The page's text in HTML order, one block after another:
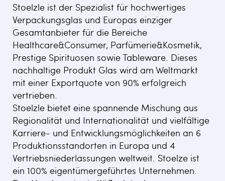
Stoelzle ist der Spezialist für hochwertiges
Verpackungsglas und Europas einziger
Gesamtanbieter für die Bereiche
Healthcare&Consumer, Parfümerie&Kosmetik,
Prestige Spirituosen sowie Tableware. Dieses
nachhaltige Produkt Glas wird am Weltmarkt
mit einer Exportquote von 90% erfolgreich
vertrieben.
Stoelzle bietet eine spannende Mischung aus
Regionalität und Internationalität und vielfältige
Karriere- und Entwicklungsmöglichkeiten an 6
Produktionsstandorten in Europa und 4
Vertriebsniederlassungen weltweit. Stoelze ist
ein 100% eigentümergeführtes Unternehmen.